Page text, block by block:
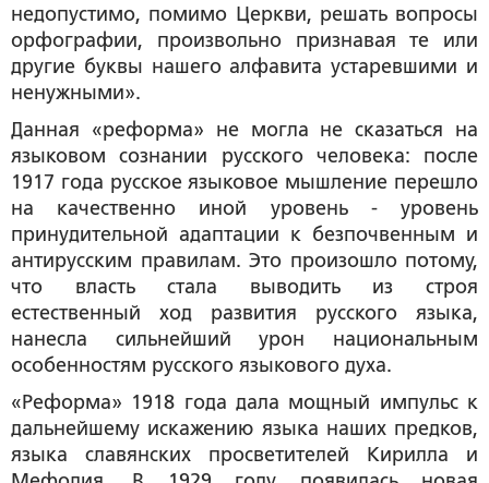
недопустимо, помимо Церкви, решать вопросы
орфографии, произвольно признавая те или
другие буквы нашего алфавита устаревшими и
ненужными».
Данная «реформа» не могла не сказаться на
языковом сознании русского человека: после
1917 года русское языковое мышление перешло
на качественно иной уровень - уровень
принудительной адаптации к безпочвенным и
антирусским правилам. Это произошло потому,
что власть стала выводить из строя
естественный ход развития русского языка,
нанесла сильнейший урон национальным
особенностям русского языкового духа.
«Реформа» 1918 года дала мощный импульс к
дальнейшему искажению языка наших предков,
языка славянских просветителей Кирилла и